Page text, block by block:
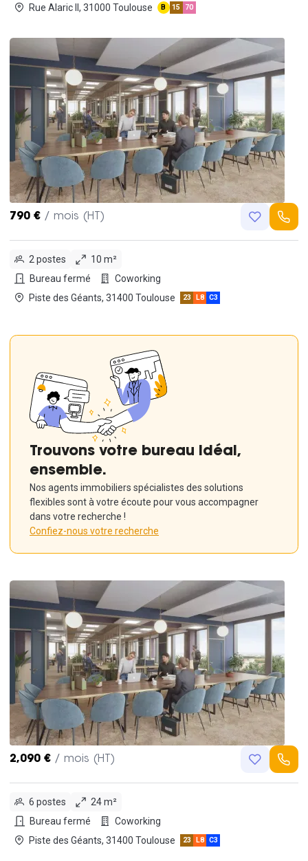
Rue Alaric II, 31000 Toulouse
B 15 70
790 € / mois (HT)
2 postes
10 m²
Bureau fermé
Coworking
Piste des Géants, 31400 Toulouse
23 L8 C3
Trouvons votre bureau idéal,
ensemble.
Nos agents immobiliers spécialistes des solutions
flexibles sont à votre écoute pour vous accompagner
dans votre recherche !
Confiez-nous votre recherche
2,090 € / mois (HT)
6 postes
24 m²
Bureau fermé
Coworking
Piste des Géants, 31400 Toulouse
23 L8 C3